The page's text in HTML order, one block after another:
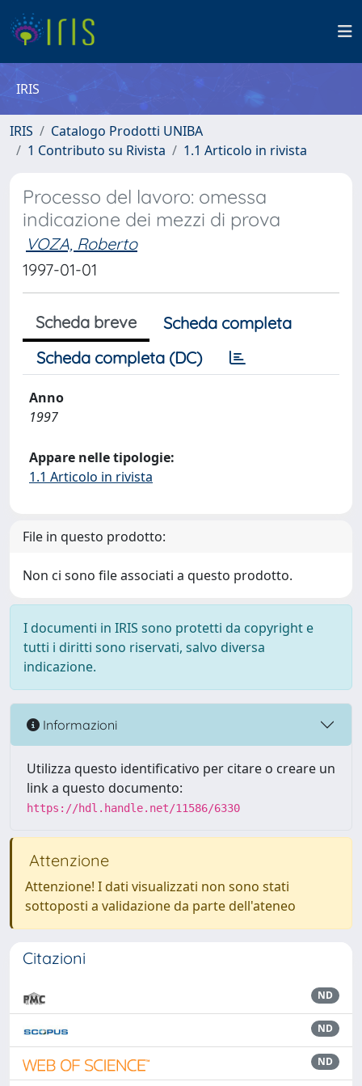
IRIS
IRIS
Catalogo Prodotti UNIBA
1 Contributo su Rivista
1.1 Articolo in rivista
Processo del lavoro: omessa
indicazione dei mezzi di prova
VOZA, Roberto
1997-01-01
Scheda breve
Scheda completa
Scheda completa (DC)
Anno
1997
Appare nelle tipologie:
1.1 Articolo in rivista
File in questo prodotto:
Non ci sono file associati a questo prodotto.
I documenti in IRIS sono protetti da copyright e
tutti i diritti sono riservati, salvo diversa
indicazione.
Informazioni
Utilizza questo identificativo per citare o creare un
link a questo documento:
https://hdl.handle.net/11586/6330
Attenzione
Attenzione! I dati visualizzati non sono stati
sottoposti a validazione da parte dell'ateneo
Citazioni
ND
ND
ND